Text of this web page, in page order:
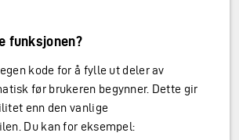
funksjonen?
kode for å fylle ut deler av
før brukeren begynner. Dette gir
enn den vanlige
Du kan for eksempel: